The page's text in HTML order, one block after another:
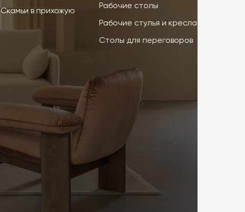
Скамьи в прихожую
Рабочие столы
Рабочие стулья и кресла
Столы для переговоров